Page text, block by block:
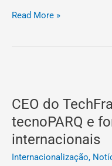
Read More »
CEO do
tecnoPARQ e
internacionais
Internacionalização,
TechFrame
faz
visita
no
tecnoPARQ